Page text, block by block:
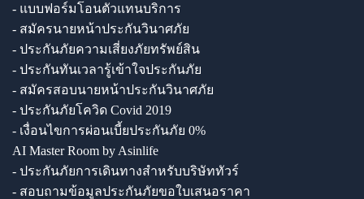
- แบบฟอร์มโอนตัวแทนบริการ
- สมัครนายหน้าประกันวินาศภัย
- ประกันภัยความเสี่ยงภัยทรัพย์สิน
- ประกันทันเวลารู้เข้าใจประกันภัย
- สมัครสอบนายหน้าประกันวินาศภัย
- ประกันภัยโควิด Covid 2019
- เงื่อนไขการผ่อนเบี้ยประกันภัย 0%
AI Master Room by Asinlife
- ประกันภัยการเดินทางสำหรับบริษัททัวร์
- สอบถามข้อมูลประกันภัยขอใบเสนอราคา